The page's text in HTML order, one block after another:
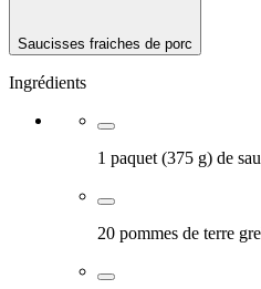
Saucisses fraiches de porc
Ingrédients
1 paquet (375 g) de
20 pommes de terre